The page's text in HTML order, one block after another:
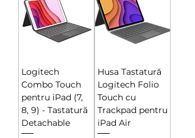
Logitech
Combo Touch
pentru iPad (7,
8, 9) - Tastatură
Detachable
Husa Tastatură
Logitech Folio
Touch cu
Trackpad pentru
iPad Air